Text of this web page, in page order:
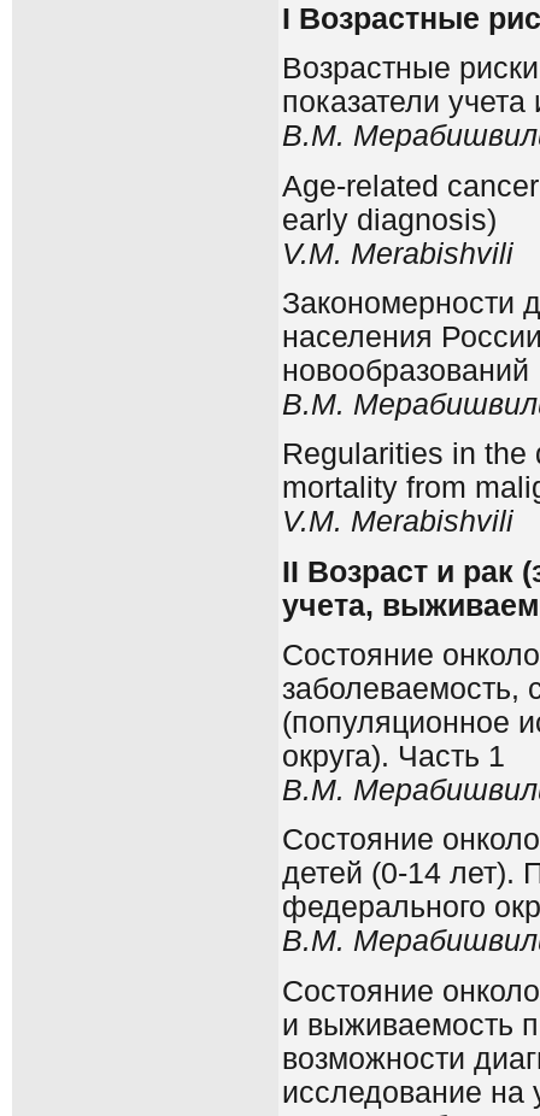
I Возрастные
Возрастные
показатели
В.М.
Age-related
early diagnosis)
V.M. Merabishvili
Закономерности
населения
новообразований
В.M.
Regularities in
mortality from
V.M. Merabishvili
II Возраст и рак
учета,
Состояние
заболеваемость,
(популяционное
округа). Часть 1
В.М.
Состояние
детей (0-14 лет).
федерального
В.M.
Состояние
и выживаемость
возможности
исследование на